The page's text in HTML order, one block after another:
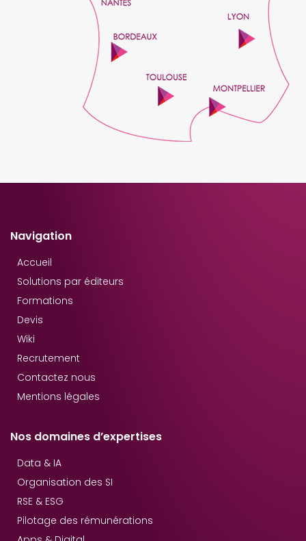
Navigation
Accueil
Solutions par éditeurs
Formations
Devis
Wiki
Recrutement
Contactez nous
Mentions légales
Nos domaines d’expertises
Data & IA
Organisation des SI
RSE & ESG
Pilotage des rémunérations